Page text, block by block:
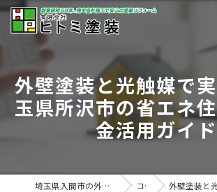
外壁塗装と光触媒で
玉県所沢市の省エネ
金活用ガイド
埼玉県入間市の外壁塗装は有限会社ヒトミ塗装 コラム 外壁塗装と光触媒で実現する